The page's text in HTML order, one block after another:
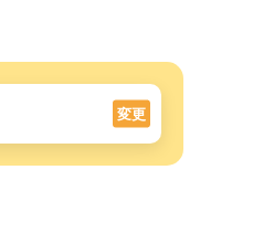
変更